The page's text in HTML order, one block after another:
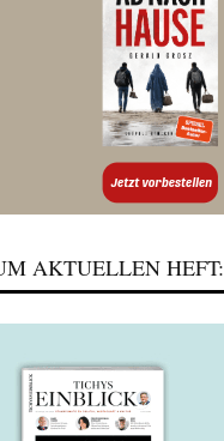
AKTUELLEN HEFT: